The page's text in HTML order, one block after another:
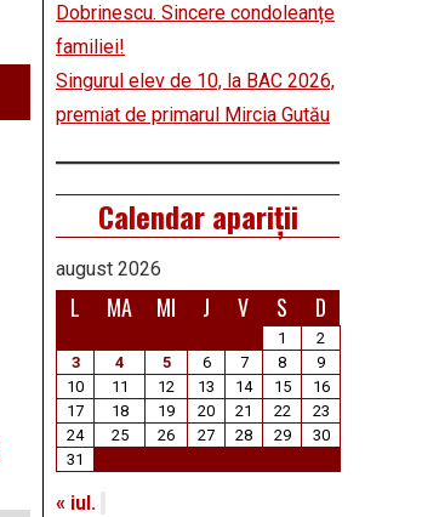
Dobrinescu. Sincere condoleanțe
familiei!
Singurul elev de 10, la BAC 2026,
premiat de primarul Mircia Gutău
Calendar apariții
august 2026
L MA MI J V S D
1
2
3
4 5 6 7 8
9
10
11 12 13 14 15
16
17
18 19 20 21 22
23
24
25 26 27 28 29
30
31
« iul.